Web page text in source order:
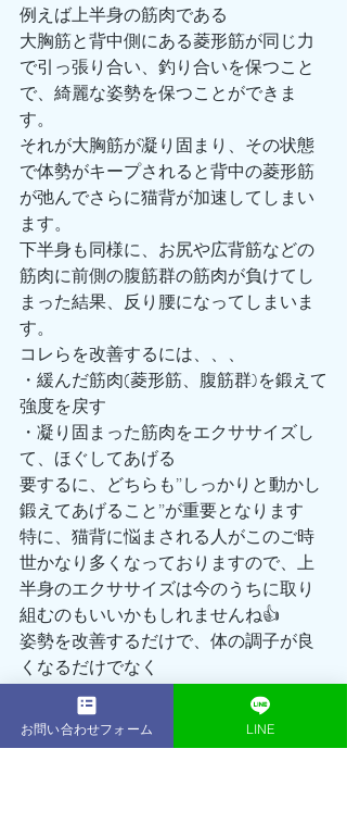
例えば上半身の筋肉である
大胸筋と背中側にある菱形筋が同じ力
で引っ張り合い、釣り合いを保つこと
で、綺麗な姿勢を保つことができま
す。
それが大胸筋が凝り固まり、その状態
で体勢がキープされると背中の菱形筋
が弛んでさらに猫背が加速してしまい
ます。
下半身も同様に、お尻や広背筋などの
筋肉に前側の腹筋群の筋肉が負けてし
まった結果、反り腰になってしまいま
す。
コレらを改善するには、、、
・緩んだ筋肉(菱形筋、腹筋群)を鍛えて
強度を戻す
・凝り固まった筋肉をエクササイズし
て、ほぐしてあげる
要するに、どちらも”しっかりと動かし
鍛えてあげること”が重要となります
特に、猫背に悩まされる人がこのご時
世かなり多くなっておりますので、上
半身のエクササイズは今のうちに取り
組むのもいいかもしれませんね👍
姿勢を改善するだけで、体の調子が良
くなるだけでなく
見た目や雰囲気もまるで別人のように
変わります☝️
ダイエットでメリハリのある体を手に
お問い合わせフォーム LINE